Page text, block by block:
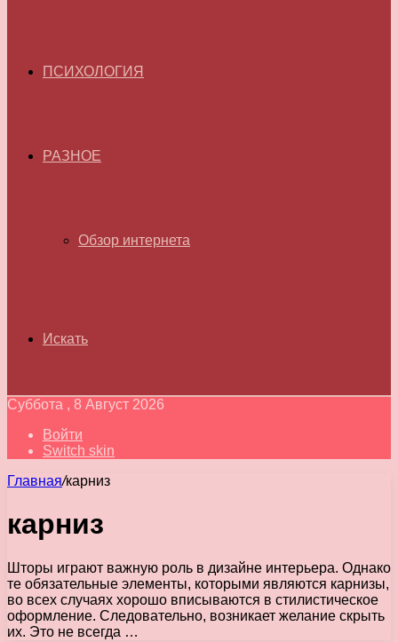
ПСИХОЛОГИЯ
РАЗНОЕ
Обзор интернета
Искать
Суббота , 8 Август 2026
Войти
Switch skin
Главная/карниз
карниз
Шторы играют важную роль в дизайне интерьера. Однако
те обязательные элементы, которыми являются карнизы,
во всех случаях хорошо вписываются в стилистическое
оформление. Следовательно, возникает желание скрыть
их. Это не всегда …